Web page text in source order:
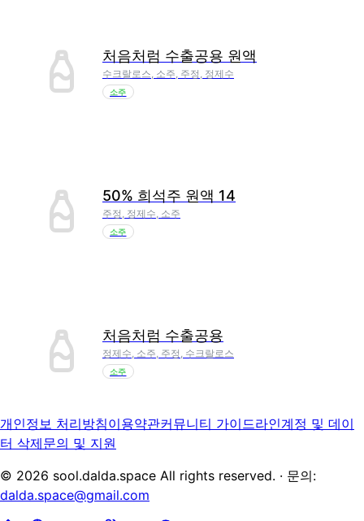
처음처럼 수출공용 원액
수크랄로스, 소주, 주정, 정제수
소주
50% 희석주 원액 14
주정, 정제수, 소주
소주
처음처럼 수출공용
정제수, 소주, 주정, 수크랄로스
소주
개인정보 처리방침이용약관커뮤니티 가이드라인계정 및 데이
터 삭제문의 및 지원
© 2026 sool.dalda.space All rights reserved. · 문의:
dalda.space@gmail.com